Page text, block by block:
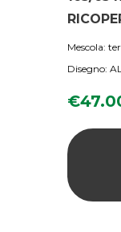
Mescola:
Disegno:
€